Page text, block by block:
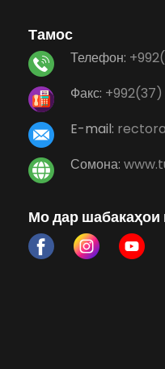
Тамос
Телефон:
Факс:
E-mail:
Сомона:
Мо дар шабакаҳои